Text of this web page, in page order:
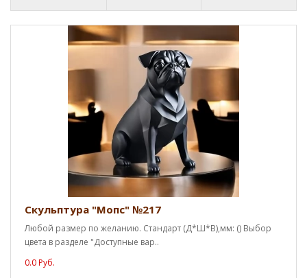
Скульптура "Мопс" №217
Любой размер по желанию. Стандарт (Д*Ш*В),мм: () Выбор
цвета в разделе "Доступные вар..
0.0 Руб.